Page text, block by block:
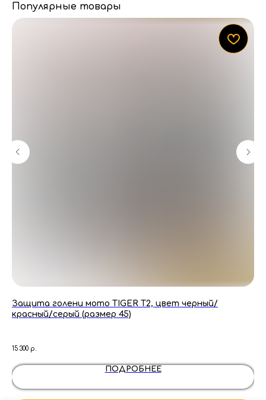
Популярные товары
Защита голени мото TIGER T2, цвет черный/
красный/серый (размер 45)
15 300 р.
ПОДРОБНЕЕ